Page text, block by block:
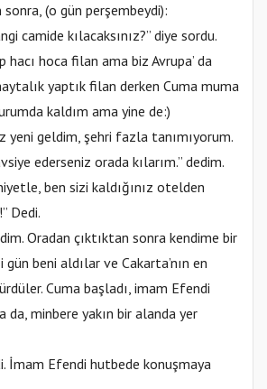
(o gün perşembeydi):
camide kılacaksınız?” diye sordu.
hacı hoca filan ama biz Avrupa’ da
yaptık filan derken Cuma muma
kaldım ama yine de:)
yeni geldim, şehri fazla tanımıyorum.
ederseniz orada kılarım.” dedim.
ben sizi kaldığınız otelden
Dedi.
Oradan çıktıktan sonra kendime bir
beni aldılar ve Cakarta’nın en
Cuma başladı, imam Efendi
da, minbere yakın bir alanda yer
İmam Efendi hutbede konuşmaya